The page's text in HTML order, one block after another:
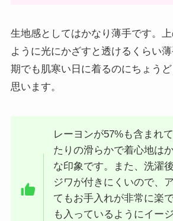
生地感としてはかなり薄手です。
ように光にかざすと透けるくらい
期でも肌寒い日に着るのにちょう
思います。
レーヨンが57%も含まれ
たりの滑らかで着心地は
な印象です。また、洗濯
ジワが付きにくいので、
てもお手入れが非常に楽
も入っているようにイー